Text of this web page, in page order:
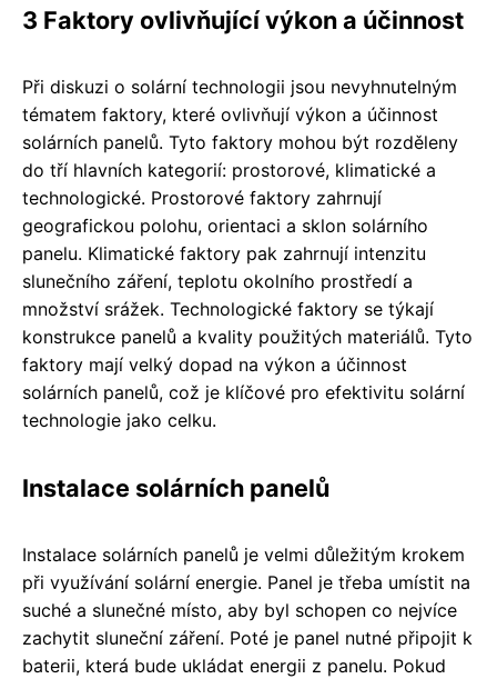
3 Faktory ovlivňující výkon a účinnost
Při diskuzi o solární technologii jsou nevyhnutelným
tématem faktory, které ovlivňují výkon a účinnost
solárních panelů. Tyto faktory mohou být rozděleny
do tří hlavních kategorií: prostorové, klimatické a
technologické. Prostorové faktory zahrnují
geografickou polohu, orientaci a sklon solárního
panelu. Klimatické faktory pak zahrnují intenzitu
slunečního záření, teplotu okolního prostředí a
množství srážek. Technologické faktory se týkají
konstrukce panelů a kvality použitých materiálů. Tyto
faktory mají velký dopad na výkon a účinnost
solárních panelů, což je klíčové pro efektivitu solární
technologie jako celku.
Instalace solárních panelů
Instalace solárních panelů je velmi důležitým krokem
při využívání solární energie. Panel je třeba umístit na
suché a slunečné místo, aby byl schopen co nejvíce
zachytit sluneční záření. Poté je panel nutné připojit k
baterii, která bude ukládat energii z panelu. Pokud